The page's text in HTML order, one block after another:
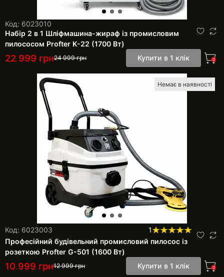
Код: 6023010
Набір 2 в 1 Шліфмашина-жираф із промисловим
пилососом Profter K-22 (1700 Вт)
22 999 грн24 999грн Купити в 1 клік 0
Немає в наявності
Код: 6023003
1
Професійний будівельний промисловий пилосос із
розеткою Profter G-501 (1600 Вт)
10 999 грн12 999грн Купити в 1 клік 0